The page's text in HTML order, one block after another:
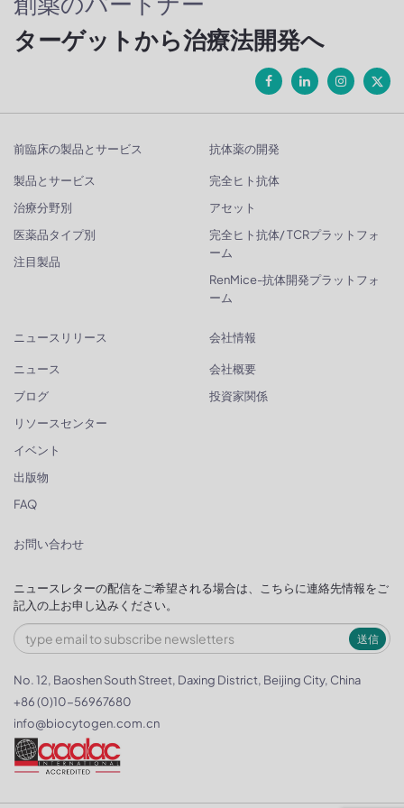
ターゲットから治療法開発へ
前臨床の製品とサービス
製品とサービス
治療分野別
医薬品タイプ別
注目製品
抗体薬の開発
完全ヒト抗体
アセット
完全ヒト抗体/ TCRプラットフォ
ーム
RenMice-抗体開発プラットフォ
ーム
ニュースリリース
ニュース
ブログ
リソースセンター
イベント
出版物
FAQ
会社情報
会社概要
投資家関係
お問い合わせ
ニュースレターの配信をご希望される場合は、こちらに連絡先情報をご
記入の上お申し込みください。
送信
No. 12, Baoshen South Street, Daxing District, Beijing City, China
+86 (0)10-56967680
info@biocytogen.com.cn